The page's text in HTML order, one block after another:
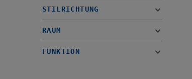
STILRICHTUNG
RAUM
FUNKTION